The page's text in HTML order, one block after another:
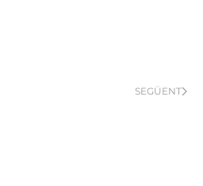
SEGÜENT